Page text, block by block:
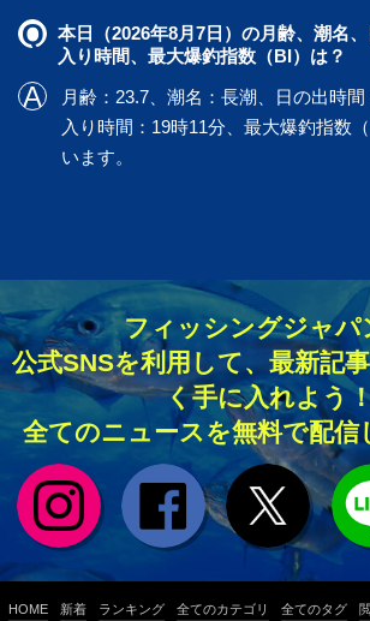
本日（2026年8月7日）の月齢、潮名
入り時間、最大爆釣指数（BI）は？
月齢：23.7、潮名：長潮、日の出時
入り時間：19時11分、最大爆釣指数
います。
フィッシングジャパ
公式SNSを利用して、最新記
く手に入れよう
全てのニュースを無料で配信
HOME 新着 ランキング 全てのカテゴリ 全てのタグ